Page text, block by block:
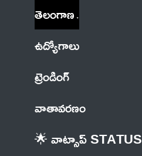
తెలంగాణ
ఉద్యోగాలు
ట్రెండింగ్
వాతావరణం
🌟 వాట్సాప్ STATUS